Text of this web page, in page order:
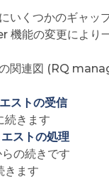
いくつかのギャ
能の変更により
の関連図 (RQ
ストの受信
続きます
ストの処理
の続きです
きます